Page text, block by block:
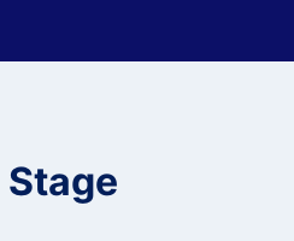
Stage